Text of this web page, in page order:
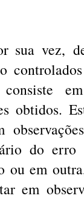
sua vez,
obtidos.
do erro
ou em
em